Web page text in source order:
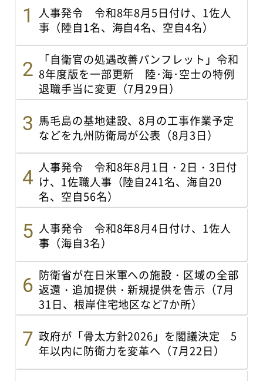
人事発令 令和8年8月5日付け、1佐人
事（陸自1名、海自4名、空自4名）
「自衛官の処遇改善パンフレット」令和
8年度版を一部更新 陸･海･空士の特例
退職手当に変更（7月29日）
馬毛島の基地建設、8月の工事作業予定
などを九州防衛局が公表（8月3日）
人事発令 令和8年8月1日・2日・3日付
け、1佐職人事（陸自241名、海自20
名、空自56名）
人事発令 令和8年8月4日付け、1佐人
事（海自3名）
防衛省が在日米軍への施設・区域の全部
返還・追加提供・新規提供を告示（7月
31日、根岸住宅地区など7か所）
政府が「骨太方針2026」を閣議決定 5
年以内に防衛力を変革へ（7月22日）